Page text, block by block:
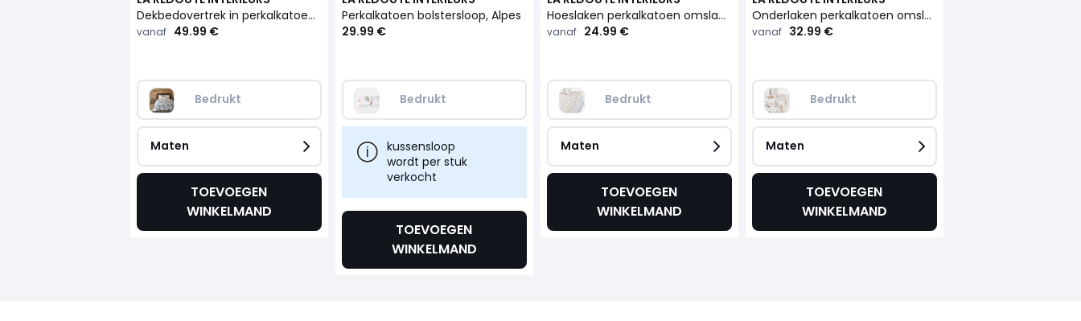
Dekbedovertrek in perkalkatoen, Alpes
vanaf 49.99 €
Bedrukt
Maten
TOEVOEGEN
WINKELMAND
Perkalkatoen bolstersloop, Alpes
29.99 €
Bedrukt
kussensloop
wordt per stuk
verkocht
TOEVOEGEN
WINKELMAND
Hoeslaken perkalkatoen omslag 30 cm, Alpes
vanaf 24.99 €
Bedrukt
Maten
TOEVOEGEN
WINKELMAND
Onderlaken perkalkatoen omslag, Alpes
vanaf 32.99 €
Bedrukt
Maten
TOEVOEGEN
WINKELMAND